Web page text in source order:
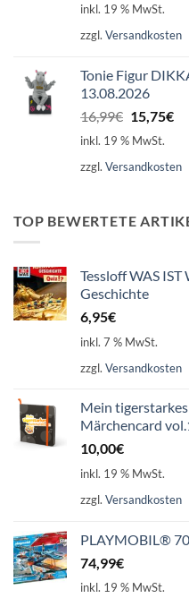
inkl. 19 % MwSt.
zzgl. Versandkosten
Tonie Figur
13.08.2026
16,99€
Preis
16,99€
15,75€
inkl. 19 % MwSt.
zzgl. Versandkosten
TOP BEWERTETE
Tessloff WAS
Geschichte
6,95€
inkl. 7 % MwSt.
zzgl. Versandkosten
Mein
Märchencard
10,00€
inkl. 19 % MwSt.
zzgl. Versandkosten
PLAYMOBIL®
74,99€
inkl. 19 % MwSt.